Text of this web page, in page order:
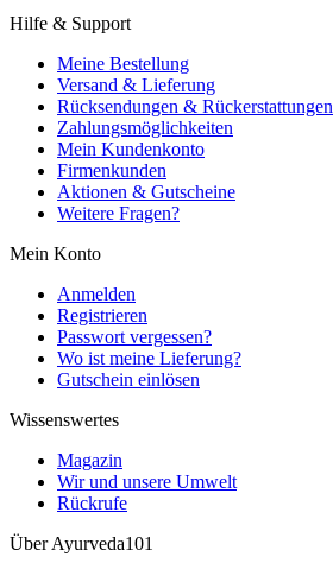
Hilfe & Support
Meine Bestellung
Versand & Lieferung
Rücksendungen & Rückerstattungen
Zahlungsmöglichkeiten
Mein Kundenkonto
Firmenkunden
Aktionen & Gutscheine
Weitere Fragen?
Mein Konto
Anmelden
Registrieren
Passwort vergessen?
Wo ist meine Lieferung?
Gutschein einlösen
Wissenswertes
Magazin
Wir und unsere Umwelt
Rückrufe
Über Ayurveda101